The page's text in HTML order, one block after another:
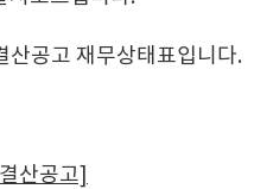
산공고 재무상태표입니다.
산공고]